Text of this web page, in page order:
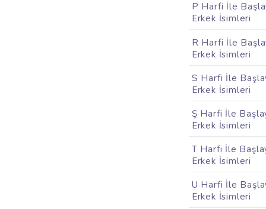
P Harfi İle
Erkek İsimleri
R Harfi İle
Erkek İsimleri
S Harfi İle
Erkek İsimleri
Ş Harfi İle
Erkek İsimleri
T Harfi İle
Erkek İsimleri
U Harfi İle
Erkek İsimleri